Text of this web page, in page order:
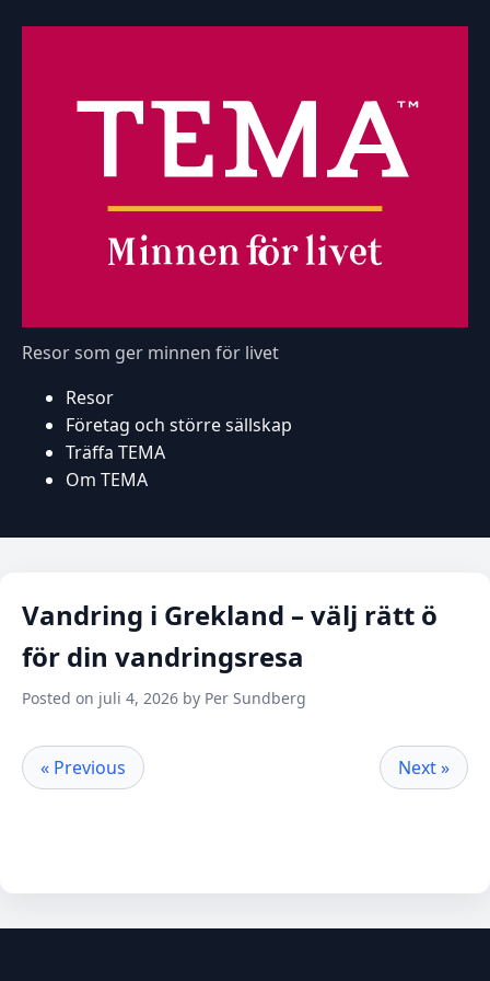
Resor som ger minnen för livet
Resor
Företag och större sällskap
Träffa TEMA
Om TEMA
Vandring i Grekland – välj rätt ö
för din vandringsresa
Posted on juli 4, 2026 by Per Sundberg
« Previous Next »